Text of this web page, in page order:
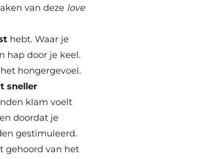
van deze love
hebt. Waar je
hap door je keel.
hongergevoel.
sneller
klam voelt
doordat je
gestimuleerd.
gehoord van het